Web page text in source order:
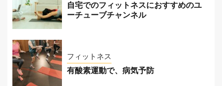
自宅でのフィットネスにおすすめのユ
ーチューブチャンネル
フィットネス
有酸素運動で、病気予防